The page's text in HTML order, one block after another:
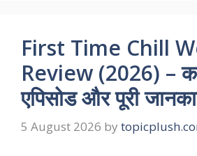
First Time Chill
Review (2026) –
एपिसोड और पूरी
5 August 2026 by